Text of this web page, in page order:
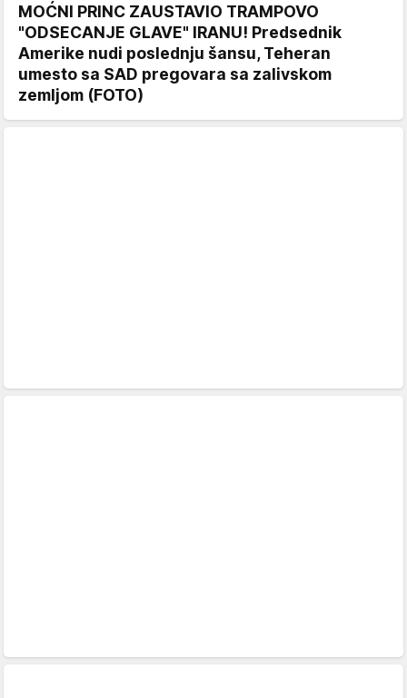
MOĆNI PRINC ZAUSTAVIO TRAMPOVO
"ODSECANJE GLAVE" IRANU! Predsednik
Amerike nudi poslednju šansu, Teheran
umesto sa SAD pregovara sa zalivskom
zemljom (FOTO)